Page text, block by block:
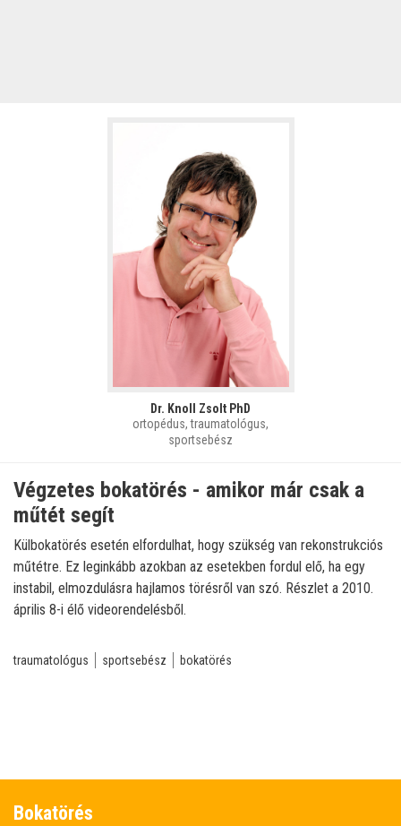
Dr. Knoll Zsolt PhD
ortopédus, traumatológus,
sportsebész
Végzetes bokatörés - amikor már csak a
műtét segít
Külbokatörés esetén elfordulhat, hogy szükség van rekonstrukciós
műtétre. Ez leginkább azokban az esetekben fordul elő, ha egy
instabil, elmozdulásra hajlamos törésről van szó. Részlet a 2010.
április 8-i élő videorendelésből.
traumatológus sportsebész bokatörés
Bokatörés